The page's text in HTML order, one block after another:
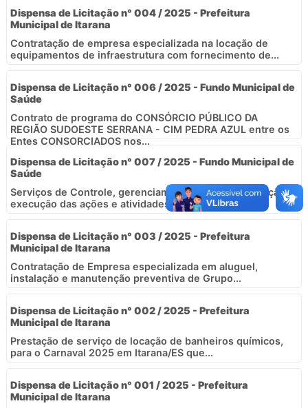
Dispensa de Licitação n° 004 / 2025 - Prefeitura
Municipal de Itarana
Contratação de empresa especializada na locação de
equipamentos de infraestrutura com fornecimento de...
Dispensa de Licitação n° 006 / 2025 - Fundo Municipal de
Saúde
Contrato de programa do CONSÓRCIO PÚBLICO DA
REGIÃO SUDOESTE SERRANA - CIM PEDRA AZUL entre os
Entes CONSORCIADOS nos...
Dispensa de Licitação n° 007 / 2025 - Fundo Municipal de
Saúde
Serviços de Controle, gerenciamento, operacionalização e
execução das ações e atividades...
Dispensa de Licitação n° 003 / 2025 - Prefeitura
Municipal de Itarana
Contratação de Empresa especializada em aluguel,
instalação e manutenção preventiva de Grupo...
Dispensa de Licitação n° 002 / 2025 - Prefeitura
Municipal de Itarana
Prestação de serviço de locação de banheiros químicos,
para o Carnaval 2025 em Itarana/ES que...
Dispensa de Licitação n° 001 / 2025 - Prefeitura
Municipal de Itarana